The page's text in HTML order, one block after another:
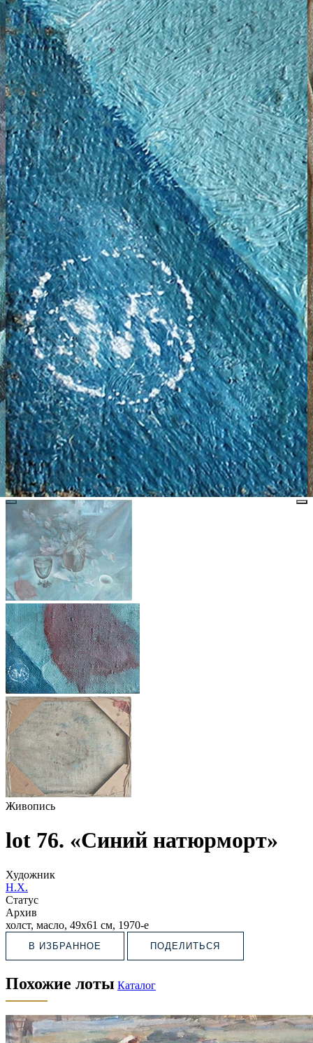
Живопись
lot 76. «Синий натюрморт»
Художник
Н.Х.
Статус
Архив
холст, масло, 49х61 см, 1970-е
В ИЗБРАННОЕ ПОДЕЛИТЬСЯ
Похожие лоты Каталог